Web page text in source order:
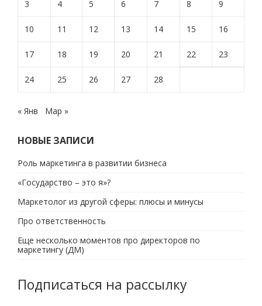
3 4 5 6 7 8 9
10 11 12 13 14 15 16
17 18 19 20 21 22 23
24 25 26 27 28
« Янв Мар »
НОВЫЕ ЗАПИСИ
Роль маркетинга в развитии бизнеса
«Государство – это я»?
Маркетолог из другой сферы: плюсы и минусы
Про ответственность
Еще несколько моментов про директоров по
маркетингу (ДМ)
Подписаться на рассылку